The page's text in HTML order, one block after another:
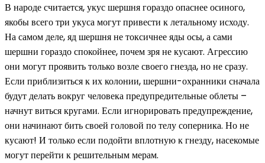
В народе считается, укус шершня гораздо опаснее осиного,
якобы всего три укуса могут привести к летальному исходу.
На самом деле, яд шершня не токсичнее яды осы, а сами
шершни гораздо спокойнее, почем зря не кусают. Агрессию
они могут проявить только возле своего гнезда, но не сразу.
Если приблизиться к их колонии, шершни-охранники сначала
будут делать вокруг человека предупредительные облеты –
начнут виться кругами. Если игнорировать предупреждение,
они начинают бить своей головой по телу соперника. Но не
кусают! И только если подойти вплотную к гнезду, насекомые
могут перейти к решительным мерам.